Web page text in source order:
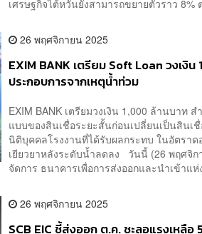
เศรษฐกิจไต้หวันยังสามารถขยายตัวราว 8%
26 พฤศจิกายน 2025
EXIM BANK เตรียม Soft Loan วงเงิ
ประกอบการจากเหตุน้ำท่วม
EXIM BANK เตรียมวงเงิน 1,000 ล้านบาท
แบบของสินเชื่อระยะสั้นก่อนเปลี่ยนเป็นสินเ
นิติบุคคลโรงงานที่ได้รับผลกระทบ ในอัตราด
เยียวยาหลังระดับน้ำลดลง วันนี้ (26 พฤศจิ
จัดการ ธนาคารเพื่อการส่งออกและนำเข้าแห่
26 พฤศจิกายน 2025
SCB EIC ชี้ส่งออก ต.ค. ชะลอแรงเหลื